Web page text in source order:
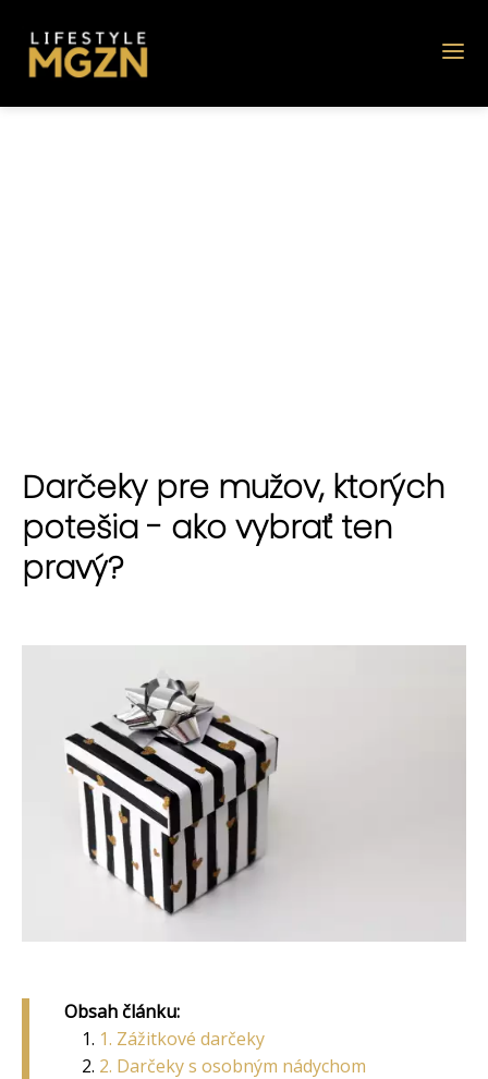
Darčeky pre mužov, ktorých
potešia - ako vybrať ten
pravý?
Obsah článku:
1. Zážitkové darčeky
2. Darčeky s osobným nádychom